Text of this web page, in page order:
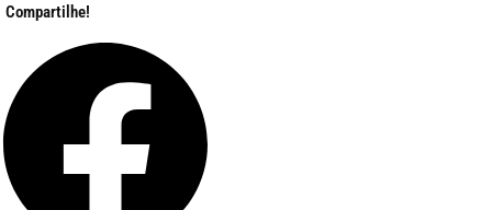
Compartilhe!